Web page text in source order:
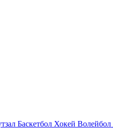
Баскетбол Хокей Волейбол